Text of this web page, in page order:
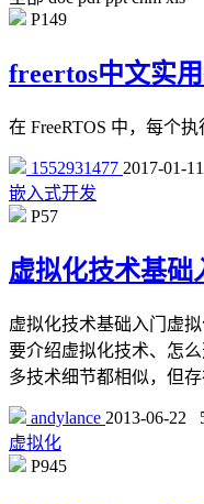
P149
freertos中文实
在 FreeRTOS 中，每个
1552931477 2017-01-11
嵌入式开发
P57
虚拟化技术基础
虚拟化技术基础入门虚
要介绍虚拟化技术、怎
多技术细节都相似，但
andylance 2013-06-22
虚拟化
P945